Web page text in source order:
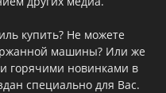
купить? Не можете
машины? Или же
горячими новинками в
специально для Вас.